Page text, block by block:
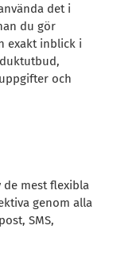
det i
du gör
exakt inblick i
och
de mest flexibla
genom alla
SMS,